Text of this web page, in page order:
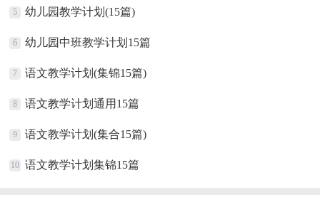
5 幼儿园教学计划(15篇)
6 幼儿园中班教学计划15篇
7 语文教学计划(集锦15篇)
8 语文教学计划通用15篇
9 语文教学计划(集合15篇)
10 语文教学计划集锦15篇